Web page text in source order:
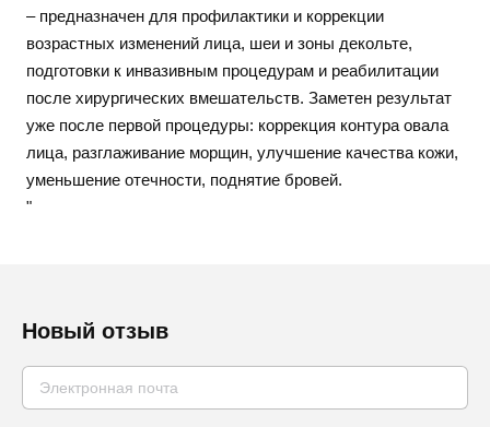
– предназначен для профилактики и коррекции
возрастных изменений лица, шеи и зоны декольте,
подготовки к инвазивным процедурам и реабилитации
после хирургических вмешательств. Заметен результат
уже после первой процедуры: коррекция контура овала
лица, разглаживание морщин, улучшение качества кожи,
уменьшение отечности, поднятие бровей.
"
Новый отзыв